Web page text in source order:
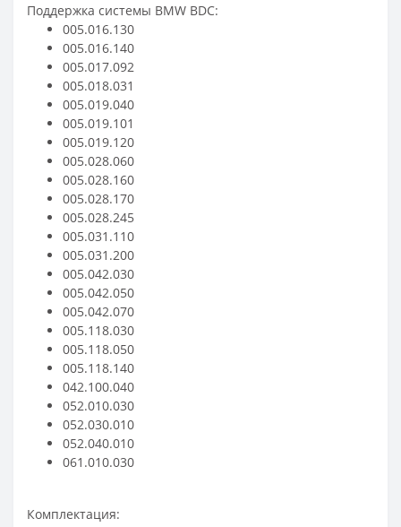
Поддержка системы BMW BDC:
005.016.130
005.016.140
005.017.092
005.018.031
005.019.040
005.019.101
005.019.120
005.028.060
005.028.160
005.028.170
005.028.245
005.031.110
005.031.200
005.042.030
005.042.050
005.042.070
005.118.030
005.118.050
005.118.140
042.100.040
052.010.030
052.030.010
052.040.010
061.010.030
Комплектация: